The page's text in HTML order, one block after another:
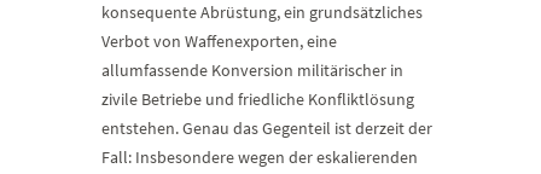
konsequente Abrüstung, ein grundsätzliches
Verbot von Waffenexporten, eine
allumfassende Konversion militärischer in
zivile Betriebe und friedliche Konfliktlösung
entstehen. Genau das Gegenteil ist derzeit der
Fall: Insbesondere wegen der eskalierenden